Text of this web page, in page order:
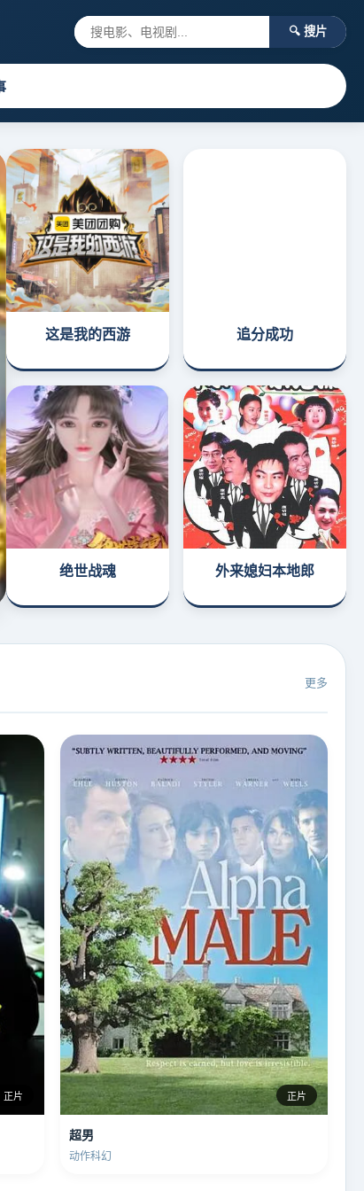
🔍 搜片
这是我的西游 追分成功
绝世战魂 外来媳妇本地郎
更多
正片 正片
超男
动作科幻